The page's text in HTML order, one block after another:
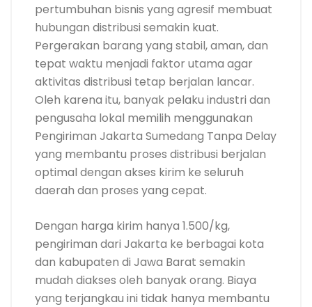
pertumbuhan bisnis yang agresif membuat
hubungan distribusi semakin kuat.
Pergerakan barang yang stabil, aman, dan
tepat waktu menjadi faktor utama agar
aktivitas distribusi tetap berjalan lancar.
Oleh karena itu, banyak pelaku industri dan
pengusaha lokal memilih menggunakan
Pengiriman Jakarta Sumedang Tanpa Delay
yang membantu proses distribusi berjalan
optimal dengan akses kirim ke seluruh
daerah dan proses yang cepat.
Dengan harga kirim hanya 1.500/kg,
pengiriman dari Jakarta ke berbagai kota
dan kabupaten di Jawa Barat semakin
mudah diakses oleh banyak orang. Biaya
yang terjangkau ini tidak hanya membantu